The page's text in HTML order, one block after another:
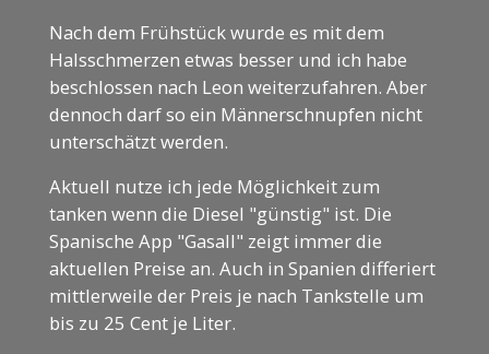
Nach dem Frühstück wurde es mit dem
Halsschmerzen etwas besser und ich habe
beschlossen nach Leon weiterzufahren. Aber
dennoch darf so ein Männerschnupfen nicht
unterschätzt werden.
Aktuell nutze ich jede Möglichkeit zum
tanken wenn die Diesel "günstig" ist. Die
Spanische App "Gasall" zeigt immer die
aktuellen Preise an. Auch in Spanien differiert
mittlerweile der Preis je nach Tankstelle um
bis zu 25 Cent je Liter.